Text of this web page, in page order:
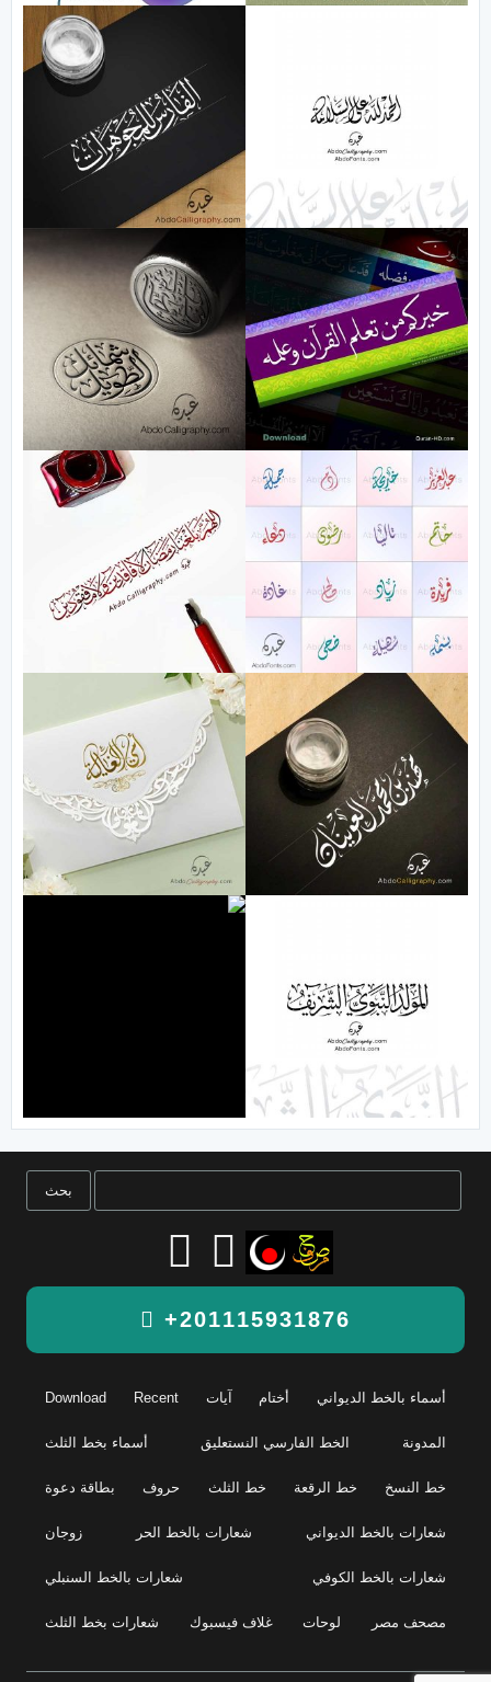
+201115931876
Download Recent آيات أختام أسماء بالخط الديواني
أسماء بخط الثلث الخط الفارسي النستعليق المدونة
بطاقة دعوة حروف خط الثلث خط الرقعة خط النسخ
زوجان شعارات بالخط الحر شعارات بالخط الديواني
شعارات بالخط السنبلي شعارات بالخط الكوفي
شعارات بخط الثلث غلاف فيسبوك لوحات مصحف مصر